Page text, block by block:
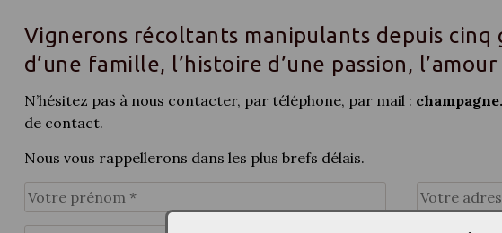
Vignerons récoltants manipulants depuis cinq
d’une famille, l’histoire d’une passion,
N’hésitez pas à nous contacter, par téléphone, par mail :
de contact.
Nous vous rappellerons dans les plus brefs délais.